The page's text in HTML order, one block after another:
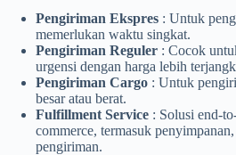
Pengiriman Ekspres : Untuk
memerlukan waktu singkat.
Pengiriman Reguler : Cocok
urgensi dengan harga lebih
Pengiriman Cargo : Untuk
besar atau berat.
Fulfillment Service : Solusi end-
commerce, termasuk
pengiriman.